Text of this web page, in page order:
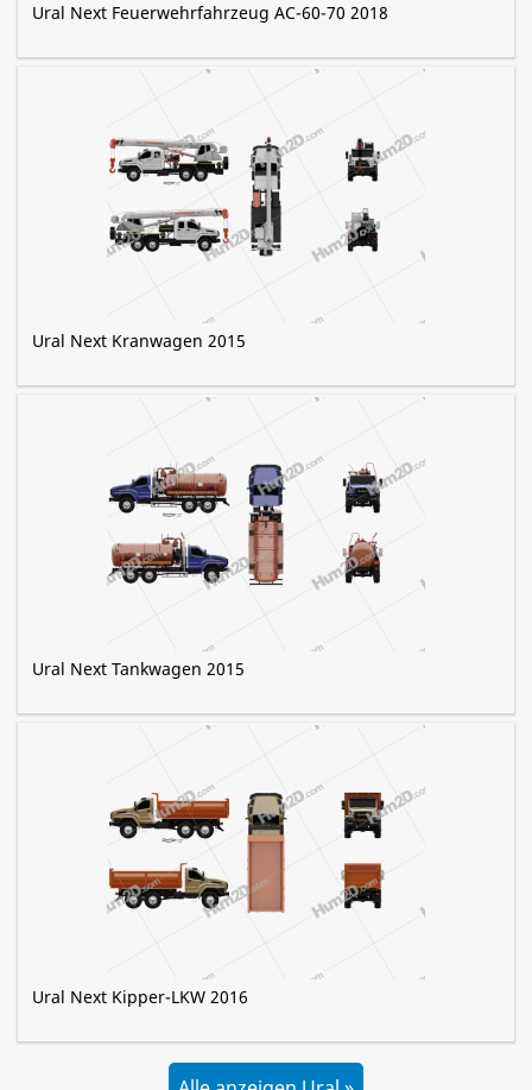
Ural Next Feuerwehrfahrzeug AC-60-70 2018
Ural Next Kranwagen 2015
Ural Next Tankwagen 2015
Ural Next Kipper-LKW 2016